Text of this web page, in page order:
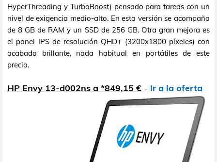
HyperThreading y TurboBoost) pensado para tareas con un
nivel de exigencia medio-alto. En esta versión se acompaña
de 8 GB de RAM y un SSD de 256 GB. Otra gran mejora es
el panel IPS de resolución QHD+ (3200x1800 píxeles) con
acabado brillante, nada habitual en portátiles de este
precio.
HP Envy 13-d002ns a *849,15 € - Ir a la oferta